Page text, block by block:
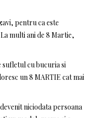
pentru ca este
multi ani de 8 Martie,
sufletul cu bucuria si
un 8 MARTIE cat mai
niciodata persoana